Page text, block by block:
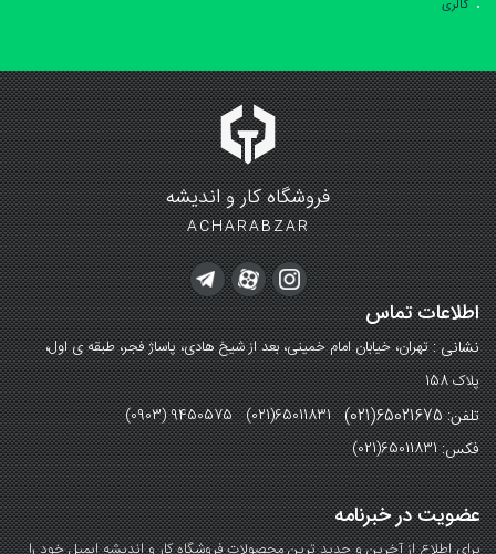
گالری
فروشگاه کار و اندیشه
ACHARABZAR
اطلاعات تماس
نشانی :تهران، خیابان امام خمینی، بعد از شیخ هادی، پاساژ فجر، طبقه ی اول،
پلاک 158
تلفن: 65021675(021) (0903) 9450575 (021)65011831
فکس:(021)65011831
عضویت در خبرنامه